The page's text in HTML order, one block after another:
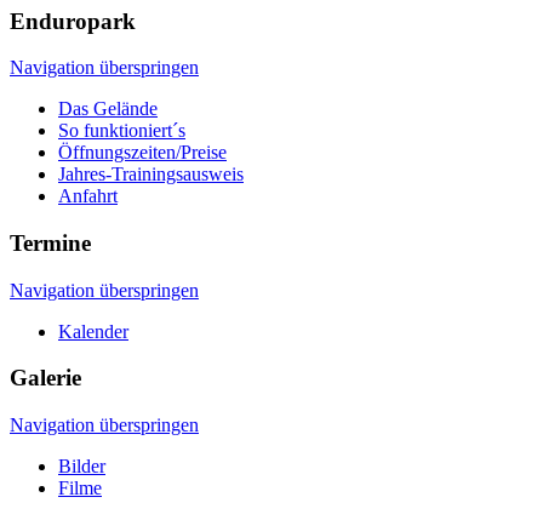
Enduropark
Navigation überspringen
Das Gelände
So funktioniert´s
Öffnungszeiten/Preise
Jahres-Trainingsausweis
Anfahrt
Termine
Navigation überspringen
Kalender
Galerie
Navigation überspringen
Bilder
Filme